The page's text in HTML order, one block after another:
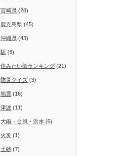
宮崎県 (28)
鹿児島県 (45)
沖縄県 (43)
駅 (6)
住みたい街ランキング (21)
防災クイズ (3)
地震 (16)
津波 (11)
大雨・台風・洪水 (6)
火災 (1)
土砂 (7)